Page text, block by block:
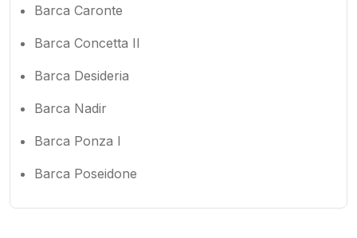
Barca Caronte
Barca Concetta II
Barca Desideria
Barca Nadir
Barca Ponza I
Barca Poseidone